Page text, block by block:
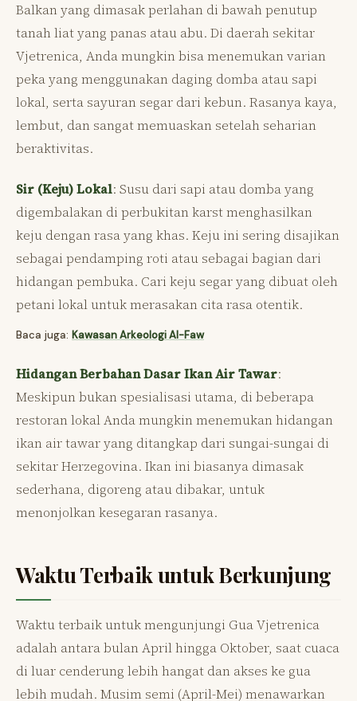
Balkan yang dimasak perlahan di bawah penutup
tanah liat yang panas atau abu. Di daerah sekitar
Vjetrenica, Anda mungkin bisa menemukan varian
peka yang menggunakan daging domba atau sapi
lokal, serta sayuran segar dari kebun. Rasanya kaya,
lembut, dan sangat memuaskan setelah seharian
beraktivitas.
Sir (Keju) Lokal: Susu dari sapi atau domba yang
digembalakan di perbukitan karst menghasilkan
keju dengan rasa yang khas. Keju ini sering disajikan
sebagai pendamping roti atau sebagai bagian dari
hidangan pembuka. Cari keju segar yang dibuat oleh
petani lokal untuk merasakan cita rasa otentik.
Baca juga: Kawasan Arkeologi Al-Faw
Hidangan Berbahan Dasar Ikan Air Tawar:
Meskipun bukan spesialisasi utama, di beberapa
restoran lokal Anda mungkin menemukan hidangan
ikan air tawar yang ditangkap dari sungai-sungai di
sekitar Herzegovina. Ikan ini biasanya dimasak
sederhana, digoreng atau dibakar, untuk
menonjolkan kesegaran rasanya.
Waktu Terbaik untuk Berkunjung
Waktu terbaik untuk mengunjungi Gua Vjetrenica
adalah antara bulan April hingga Oktober, saat cuaca
di luar cenderung lebih hangat dan akses ke gua
lebih mudah. Musim semi (April-Mei) menawarkan